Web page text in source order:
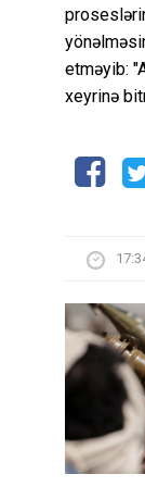
etməyib:
xeyrinə